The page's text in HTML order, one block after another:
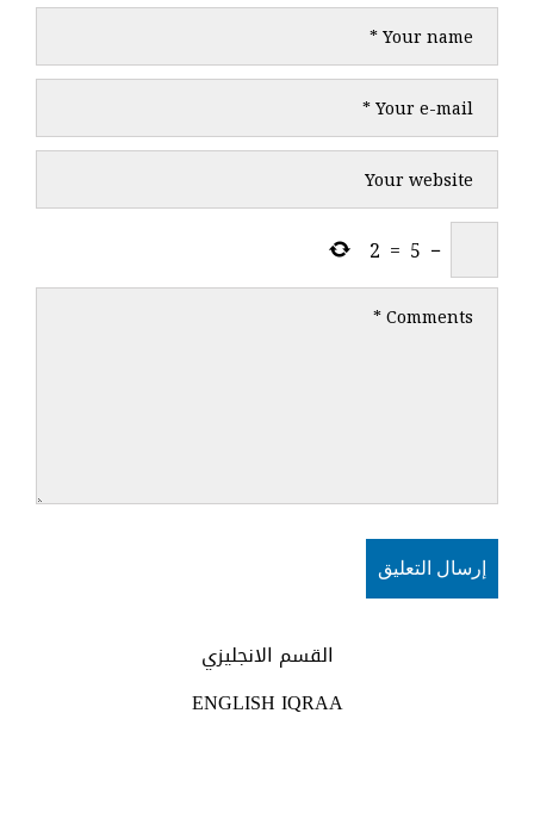
−
5
=
2
القسم الانجليزي
ENGLISH IQRAA